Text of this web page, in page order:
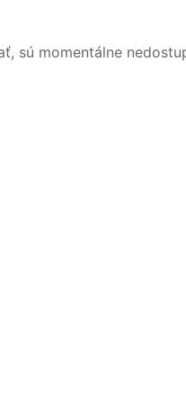
sú momentálne